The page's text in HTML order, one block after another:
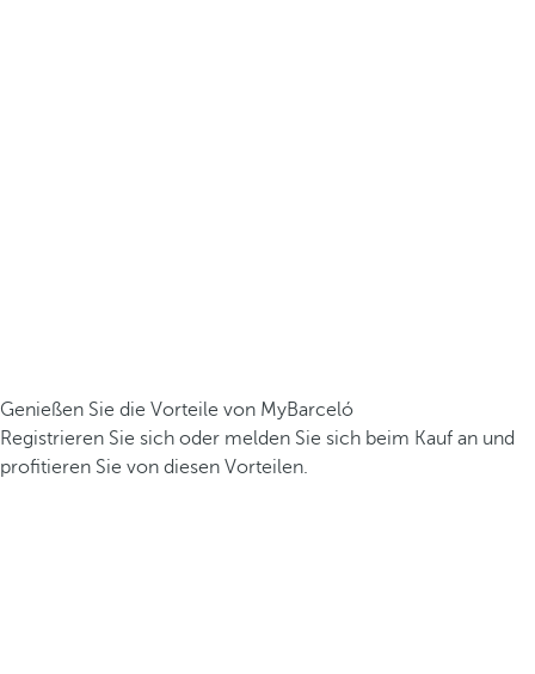
Genießen Sie die Vorteile von MyBarceló
Registrieren Sie sich oder melden Sie sich beim Kauf an und
profitieren Sie von diesen Vorteilen.